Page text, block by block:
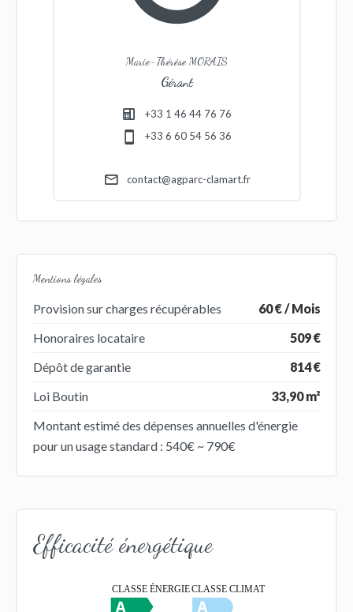
Marie-Thérèse MORAIS
Gérant
+33 1 46 44 76 76
+33 6 60 54 56 36
contact@agparc-clamart.fr
Mentions légales
Provision sur charges récupérables
60 € / Mois
Honoraires locataire
509 €
Dépôt de garantie
814 €
Loi Boutin
33,90 m²
Montant estimé des dépenses annuelles d'énergie
pour un usage standard : 540€ ~ 790€
Efficacité énergétique